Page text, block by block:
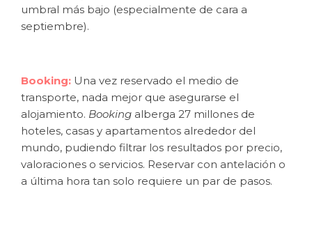
umbral más bajo (especialmente de cara a
septiembre).
Booking: Una vez reservado el medio de
transporte, nada mejor que asegurarse el
alojamiento. Booking alberga 27 millones de
hoteles, casas y apartamentos alrededor del
mundo, pudiendo filtrar los resultados por precio,
valoraciones o servicios. Reservar con antelación o
a última hora tan solo requiere un par de pasos.